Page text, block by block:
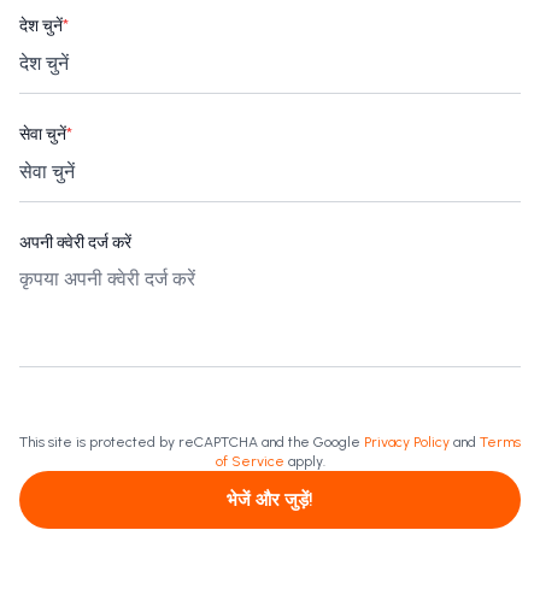
देश चुनें*
सेवा चुनें*
अपनी क्वेरी दर्ज करें
This site is protected by reCAPTCHA and the Google Privacy Policy and Terms
of Service apply.
भेजें और जुड़ें!